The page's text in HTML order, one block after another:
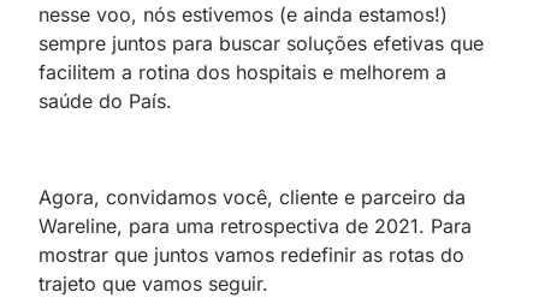
nesse voo, nós estivemos (e ainda estamos!)
sempre juntos para buscar soluções efetivas que
facilitem a rotina dos hospitais e melhorem a
saúde do País.
Agora, convidamos você, cliente e parceiro da
Wareline, para uma retrospectiva de 2021. Para
mostrar que juntos vamos redefinir as rotas do
trajeto que vamos seguir.